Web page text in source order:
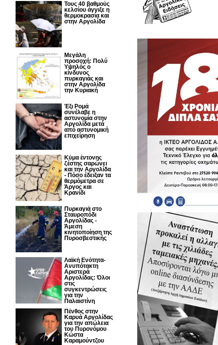
Τους 40 βαθμούς
κελσίου άγγιξε η
θερμοκρασία και
στην Αργολίδα
Μεγάλη
προσοχή: Πολύ
Υψηλός ο
κίνδυνος
πυρκαγιάς και
στην Αργολίδα
την Κυριακή
Έξι Ρομά
συνέλαβε η
αστυνομία στην
Αργολίδα μετά
από αστυνομική
επιχείρηση
Κύμα έντονης
ζέστης σαρώνει
και την Αργολίδα
- Πόσο έδειξαν τα
θερμόμετρα σε
Άργος και
Κρανίδι
Πυρκαγιά στο
Σταυροπόδι
Αργολίδας -
Άμεση
κινητοποίηση της
Πυροσβεστικής
Λαϊκή Ενότητα-
Ανυπότακτη
Αριστερά
Αργολίδας: Όλοι
στις
συγκεντρώσεις
για την
Παλαιστίνη
Πένθος στην
Καρυά Αργολίδας
για την απώλεια
του Πυρονόμου
Κώστα
Καραμούντζου